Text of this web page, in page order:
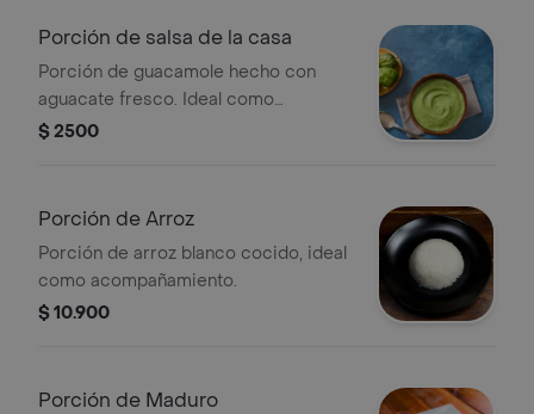
Porción de salsa de la casa
Porción de guacamole hecho con
aguacate fresco. Ideal como
acompañamiento.
$ 2500
Porción de Arroz
Porción de arroz blanco cocido, ideal
como acompañamiento.
$ 10.900
Porción de Maduro